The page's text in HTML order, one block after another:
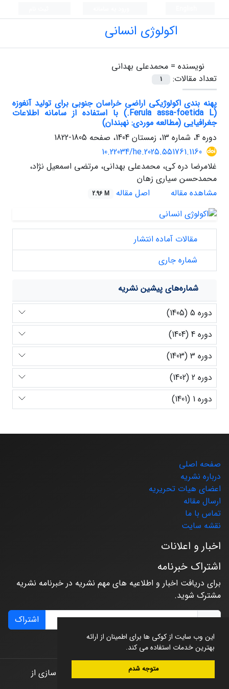
این وب سایت از کوکی ها برای اطمینان از ارائه
بهترین خدمات استفاده می کند.
متوجه شدم
اکولوژی انسانی
نویسنده = محمدعلی بهدانی
تعداد مقالات:
1
پهنه بندی اکولوژیکی اراضی خراسان جنوبی برای تولید آنغوزه
(Ferula assa-foetida L.) با استفاده از سامانه اطلاعات
جغرافیایی (مطالعه موردی: نهبندان)
دوره 4، شماره 13، زمستان 1404، صفحه
1805-1822
10.22034/he.2025.551761.1160
غلامرضا دره کی، محمدعلی بهدانی، مرتضی اسمعیل نژاد،
محمدحسن سیاری زهان
مشاهده مقاله
اصل مقاله 2.96 M
مقالات آماده انتشار
شماره جاری
شماره‌های پیشین نشریه
دوره 5 (1405)
دوره 4 (1404)
دوره 3 (1403)
دوره 2 (1402)
دوره 1 (1401)
صفحه اصلی
درباره نشریه
اعضای هیات تحریریه
ارسال مقاله
تماس با ما
نقشه سایت
اخبار و اعلانات
اشتراک خبرنامه
برای دریافت اخبار و اطلاعیه های مهم نشریه در خبرنامه نشریه
مشترک شوید.
اشتراک
© سامانه مدیریت نشریات علمی.
طراحی و پیاده سازی از